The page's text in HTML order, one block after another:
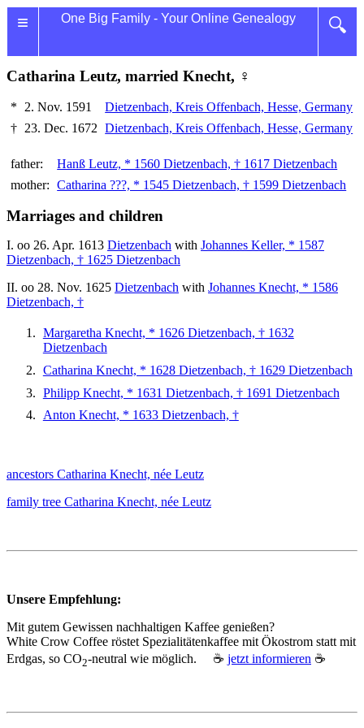
≡ 🔍
One Big Family - Your Online Genealogy
Catharina Leutz, married Knecht, ♀
* 2. Nov. 1591
Dietzenbach, Kreis Offenbach, Hesse, Germany
† 23. Dec. 1672 Dietzenbach, Kreis Offenbach, Hesse, Germany
father:
Hanß Leutz, * 1560 Dietzenbach, † 1617 Dietzenbach
mother: Catharina ???, * 1545 Dietzenbach, † 1599 Dietzenbach
Marriages and children
I. oo 26. Apr. 1613 Dietzenbach with Johannes Keller, * 1587
Dietzenbach, † 1625 Dietzenbach
II. oo 28. Nov. 1625 Dietzenbach with Johannes Knecht, * 1586
Dietzenbach, †
Margaretha Knecht, * 1626 Dietzenbach, † 1632
Dietzenbach
Catharina Knecht, * 1628 Dietzenbach, † 1629 Dietzenbach
Philipp Knecht, * 1631 Dietzenbach, † 1691 Dietzenbach
Anton Knecht, * 1633 Dietzenbach, †
ancestors Catharina Knecht, née Leutz
family tree Catharina Knecht, née Leutz
Unsere Empfehlung:
Mit gutem Gewissen nachhaltigen Kaffee genießen?
White Crow Coffee röstet Spezialitätenkaffee mit Ökostrom statt mit
Erdgas, so CO2‑neutral wie möglich. ☕ jetzt informieren ☕